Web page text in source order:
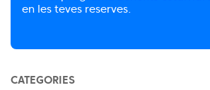
en les teves reserves.
CATEGORIES